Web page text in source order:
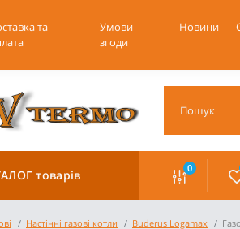
та
Умови
згоди
Новини
товарів 0
Настінні газові котли Buderus Logamax